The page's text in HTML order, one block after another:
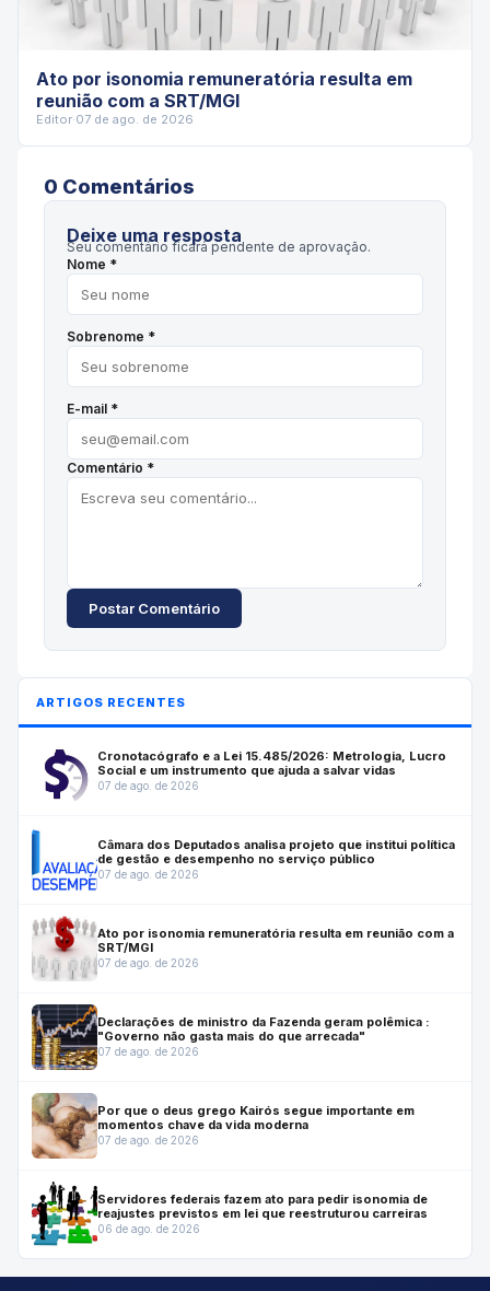
Ato por isonomia remuneratória resulta em
reunião com a SRT/MGI
Editor·07 de ago. de 2026
0 Comentários
Deixe uma resposta
Seu comentário ficará pendente de aprovação.
Nome *
Sobrenome *
E-mail *
Comentário *
Postar Comentário
ARTIGOS RECENTES
Cronotacógrafo e a Lei 15.485/2026: Metrologia, Lucro
Social e um instrumento que ajuda a salvar vidas
07 de ago. de 2026
Câmara dos Deputados analisa projeto que institui política
de gestão e desempenho no serviço público
07 de ago. de 2026
Ato por isonomia remuneratória resulta em reunião com a
SRT/MGI
07 de ago. de 2026
Declarações de ministro da Fazenda geram polêmica :
"Governo não gasta mais do que arrecada"
07 de ago. de 2026
Por que o deus grego Kairós segue importante em
momentos chave da vida moderna
07 de ago. de 2026
Servidores federais fazem ato para pedir isonomia de
reajustes previstos em lei que reestruturou carreiras
06 de ago. de 2026